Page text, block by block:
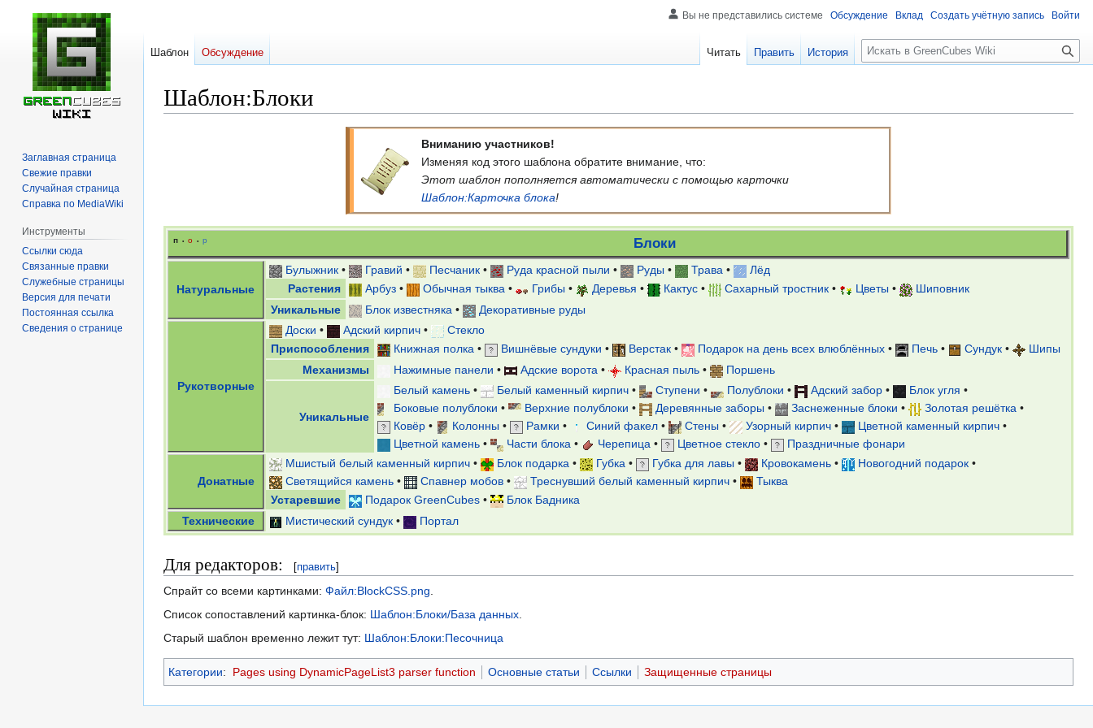
Шаблон:Блоки
Вниманию участников!
Изменяя код этого шаблона обратите внимание, что:
Этот шаблон пополняется автоматически с помощью карточки
Шаблон:Карточка блока!
п • о • р Блоки
Натуральные
Булыжник• Гравий • Песчаник• Руда красной пыли • Руды • Трава•
Лёд
Растения
Арбуз• Обычная тыква• Грибы • Деревья • Кактус• Сахарный тростник• Цветы •
Шиповник
Уникальные
Блок известняка• Декоративные руды
Рукотворные
Доски • Адский кирпич•
Стекло
Приспособления
Книжная полка• Вишнёвые сундуки • Верстак• Подарок на день всех влюблённых• Печь• Сундук•
Шипы
Механизмы
Нажимные панели • Адские ворота• Красная пыль• Поршень
Уникальные
Белый камень• Белый каменный кирпич• Ступени • Полублоки • Адский забор• Блок угля •
Боковые полублоки • Верхние полублоки • Деревянные заборы • Заснеженные блоки • Золотая решётка•
Ковёр• Колонны • Рамки • Синий факел• Стены • Узорный кирпич• Цветной каменный кирпич•
Цветной камень• Части блока• Черепица• Цветное стекло• Праздничные фонари
Донатные
Мшистый белый каменный кирпич• Блок подарка• Губка• Губка для лавы • Кровокамень• Новогодний подарок•
Светящийся камень• Спавнер мобов• Треснувший белый каменный кирпич•
Тыква
Устаревшие
Подарок GreenCubes•
Блок Бадника
Технические
Мистический сундук• Портал
Для редакторов: [править]
Спрайт со всеми картинками: Файл:BlockCSS.png.
Список сопоставлений картинка-блок: Шаблон:Блоки/База данных.
Старый шаблон временно лежит тут: Шаблон:Блоки:Песочница
Категории: Pages using DynamicPageList3 parser function Основные статьи Ссылки Защищенные страницы
Вы не представились системе Обсуждение Вклад Создать учётную запись Войти
Шаблон Обсуждение Читать Править История
Поиск
Заглавная страница
Свежие правки
Случайная страница
Справка по MediaWiki
Инструменты
Ссылки сюда
Связанные правки
Служебные страницы
Версия для печати
Постоянная ссылка
Сведения о странице